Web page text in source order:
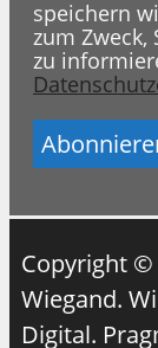
speichern
zum Zweck,
zu
Copyright ©
Wiegand.
Digital.